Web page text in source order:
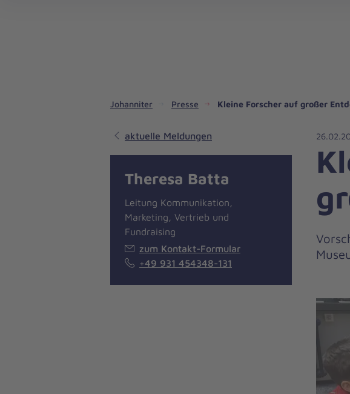
Johanniter Presse Kleine Forscher auf großer
aktuelle Meldungen
Theresa Batta
Leitung Kommunikation,
Marketing, Vertrieb und
Fundraising
zum Kontakt-Formular
+49 931 454348-131